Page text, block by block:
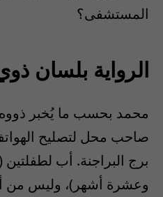
المستشفى؟
الرواية بلسان
محمد بحسب ما يُخبر ذووه
صاحب محل لتصليح
برج البراجنة. أب
وعشرة أشهر)، وليس من